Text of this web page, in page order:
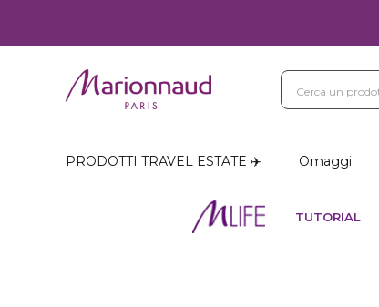
PRODOTTI TRAVEL ESTATE ✈️ Omaggi
TUTORIAL